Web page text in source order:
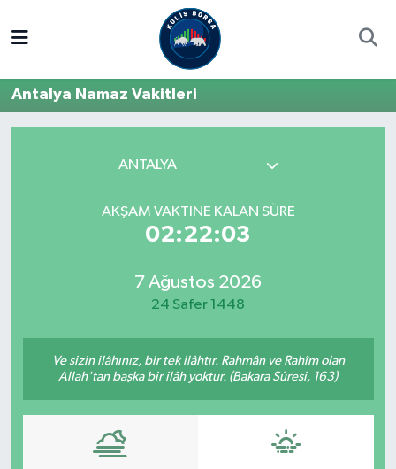
Antalya Namaz Vakitleri
ANTALYA
AKŞAM VAKTINE KALAN SÜRE
02:22:03
7 Ağustos 2026
24 Safer 1448
Ve sizin ilâhınız, bir tek ilâhtır. Rahmân ve Rahîm olan
Allah'tan başka bir ilâh yoktur. (Bakara Sûresi, 163)
Hisse Yorumu
Kulis Haber
Trafik Durumu
Süper Lig Puan Durumu ve Fikstür